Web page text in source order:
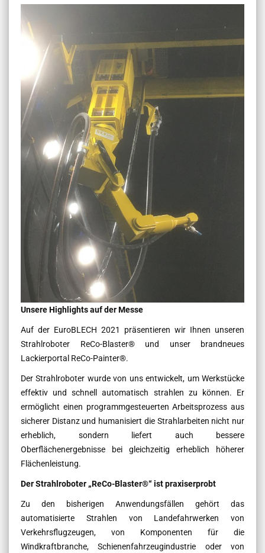
Unsere Highlights auf der Messe
Auf der EuroBLECH 2021 präsentieren wir Ihnen unseren
Strahlroboter ReCo-Blaster® und unser brandneues
Lackierportal ReCo-Painter®.
Der Strahlroboter wurde von uns entwickelt, um Werkstücke
effektiv und schnell automatisch strahlen zu können. Er
ermöglicht einen programmgesteuerten Arbeitsprozess aus
sicherer Distanz und humanisiert die Strahlarbeiten nicht nur
erheblich, sondern liefert auch bessere
Oberflächenergebnisse bei gleichzeitig erheblich höherer
Flächenleistung.
Der Strahlroboter „ReCo-Blaster®“ ist praxiserprobt
Zu den bisherigen Anwendungsfällen gehört das
automatisierte Strahlen von Landefahrwerken von
Verkehrsflugzeugen, von Komponenten für die
Windkraftbranche, Schienenfahrzeugindustrie oder von